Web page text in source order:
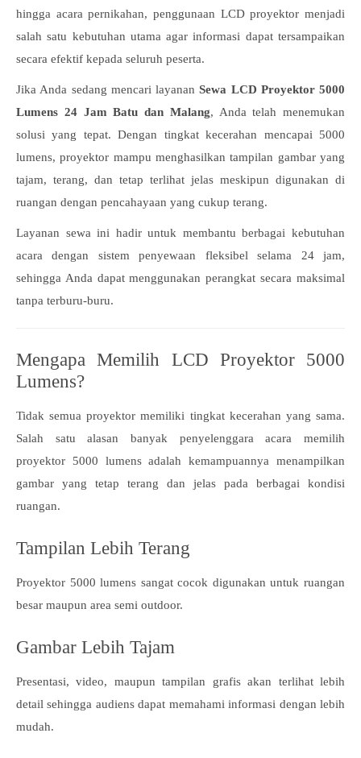
hingga acara pernikahan, penggunaan LCD proyektor menjadi
salah satu kebutuhan utama agar informasi dapat tersampaikan
secara efektif kepada seluruh peserta.
Jika Anda sedang mencari layananSewa LCD Proyektor 5000
Lumens 24 Jam Batu dan Malang, Anda telah menemukan
solusi yang tepat. Dengan tingkat kecerahan mencapai 5000
lumens, proyektor mampu menghasilkan tampilan gambar yang
tajam, terang, dan tetap terlihat jelas meskipun digunakan di
ruangan dengan pencahayaan yang cukup terang.
Layanan sewa ini hadir untuk membantu berbagai kebutuhan
acara dengan sistem penyewaan fleksibel selama 24 jam,
sehingga Anda dapat menggunakan perangkat secara maksimal
tanpa terburu-buru.
Mengapa Memilih LCD Proyektor 5000
Lumens?
Tidak semua proyektor memiliki tingkat kecerahan yang sama.
Salah satu alasan banyak penyelenggara acara memilih
proyektor 5000 lumens adalah kemampuannya menampilkan
gambar yang tetap terang dan jelas pada berbagai kondisi
ruangan.
Tampilan Lebih Terang
Proyektor 5000 lumens sangat cocok digunakan untuk ruangan
besar maupun area semi outdoor.
Gambar Lebih Tajam
Presentasi, video, maupun tampilan grafis akan terlihat lebih
detail sehingga audiens dapat memahami informasi dengan lebih
mudah.